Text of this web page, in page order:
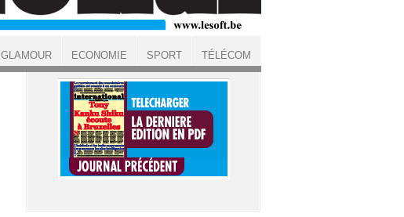
GLAMOUR ECONOMIE SPORT TÉLÉCOM